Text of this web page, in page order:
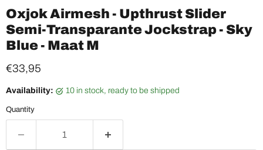
Oxjok Airmesh - Upthrust Slider
Semi-Transparante Jockstrap - Sky
Blue - Maat M
Current price
€33,95
Availability: 10 in stock, ready to be shipped
Quantity